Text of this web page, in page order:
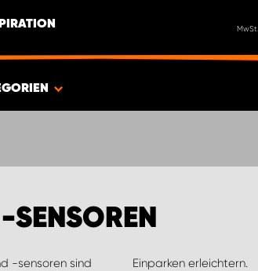
MwSt.
SENSOREN
-sensoren sind
Einparken erleichtern.